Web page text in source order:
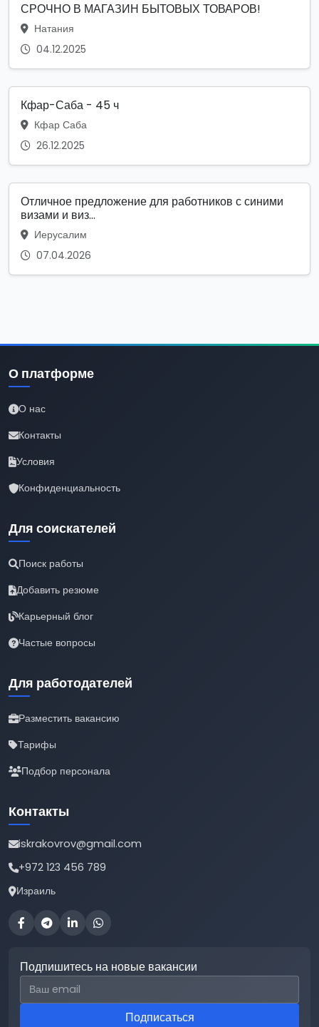
СРОЧНО В МАГАЗИН БЫТОВЫХ ТОВАРОВ!
Натания
04.12.2025
Кфар-Саба - 45 ч
Кфар Саба
26.12.2025
Отличное предложение для работников с синими
визами и виз...
Иерусалим
07.04.2026
О платформе
О нас
Контакты
Условия
Конфиденциальность
Для соискателей
Поиск работы
Добавить резюме
Карьерный блог
Частые вопросы
Для работодателей
Разместить вакансию
Тарифы
Подбор персонала
Контакты
iskrakovrov@gmail.com
+972 123 456 789
Израиль
Подпишитесь на новые вакансии
Email для подписки
Подписаться